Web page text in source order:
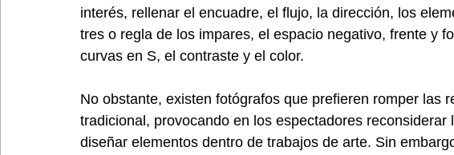
interés, rellenar el encuadre, el flujo, la dirección, los
tres o regla de los impares, el espacio negativo, frente y
curvas en S, el contraste y el color.
No obstante, existen fotógrafos que prefieren romper las
tradicional, provocando en los espectadores
diseñar elementos dentro de trabajos de arte. Sin